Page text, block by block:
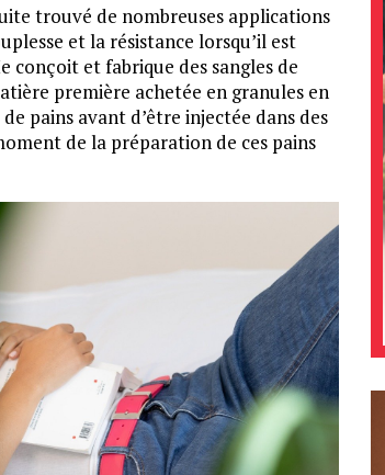
trouvé de nombreuses applications
et la résistance lorsqu’il est
conçoit et fabrique des sangles de
première achetée en granules en
pains avant d’être injectée dans des
de la préparation de ces pains